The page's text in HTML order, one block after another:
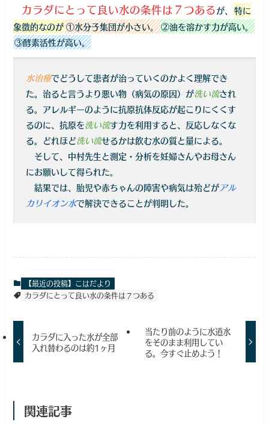
カラダにとって良い水の条件は７つあるが、特に
象徴的なのが ①水分子集団が小さい。 ②油を溶かす力が高い。
③酵素活性が高い。
水治療でどうして患者が治っていくのかよく理解でき
た。治ると言うより悪い物（病気の原因）が洗い流され
る。アレルギーのように抗原抗体反応が起こりにくくす
るのに、抗原を洗い流す力を利用すると、反応しなくな
る。どれほど洗い流せるかは飲む水の質と量による。
そして、中村先生と測定・分析を妊婦さんやお母さん
にお願いして得られた。
結果では、胎児や赤ちゃんの障害や病気は殆どがアル
カリイオン水で解決できることが判明した。
【最近の投稿】こはだより
カラダにとって良い水の条件は７つある
カラダに入った水が全部
入れ替わるのは約1ヶ月
当たり前のように水道水
をそのまま利用してい
る。今すぐ止めよう！
関連記事